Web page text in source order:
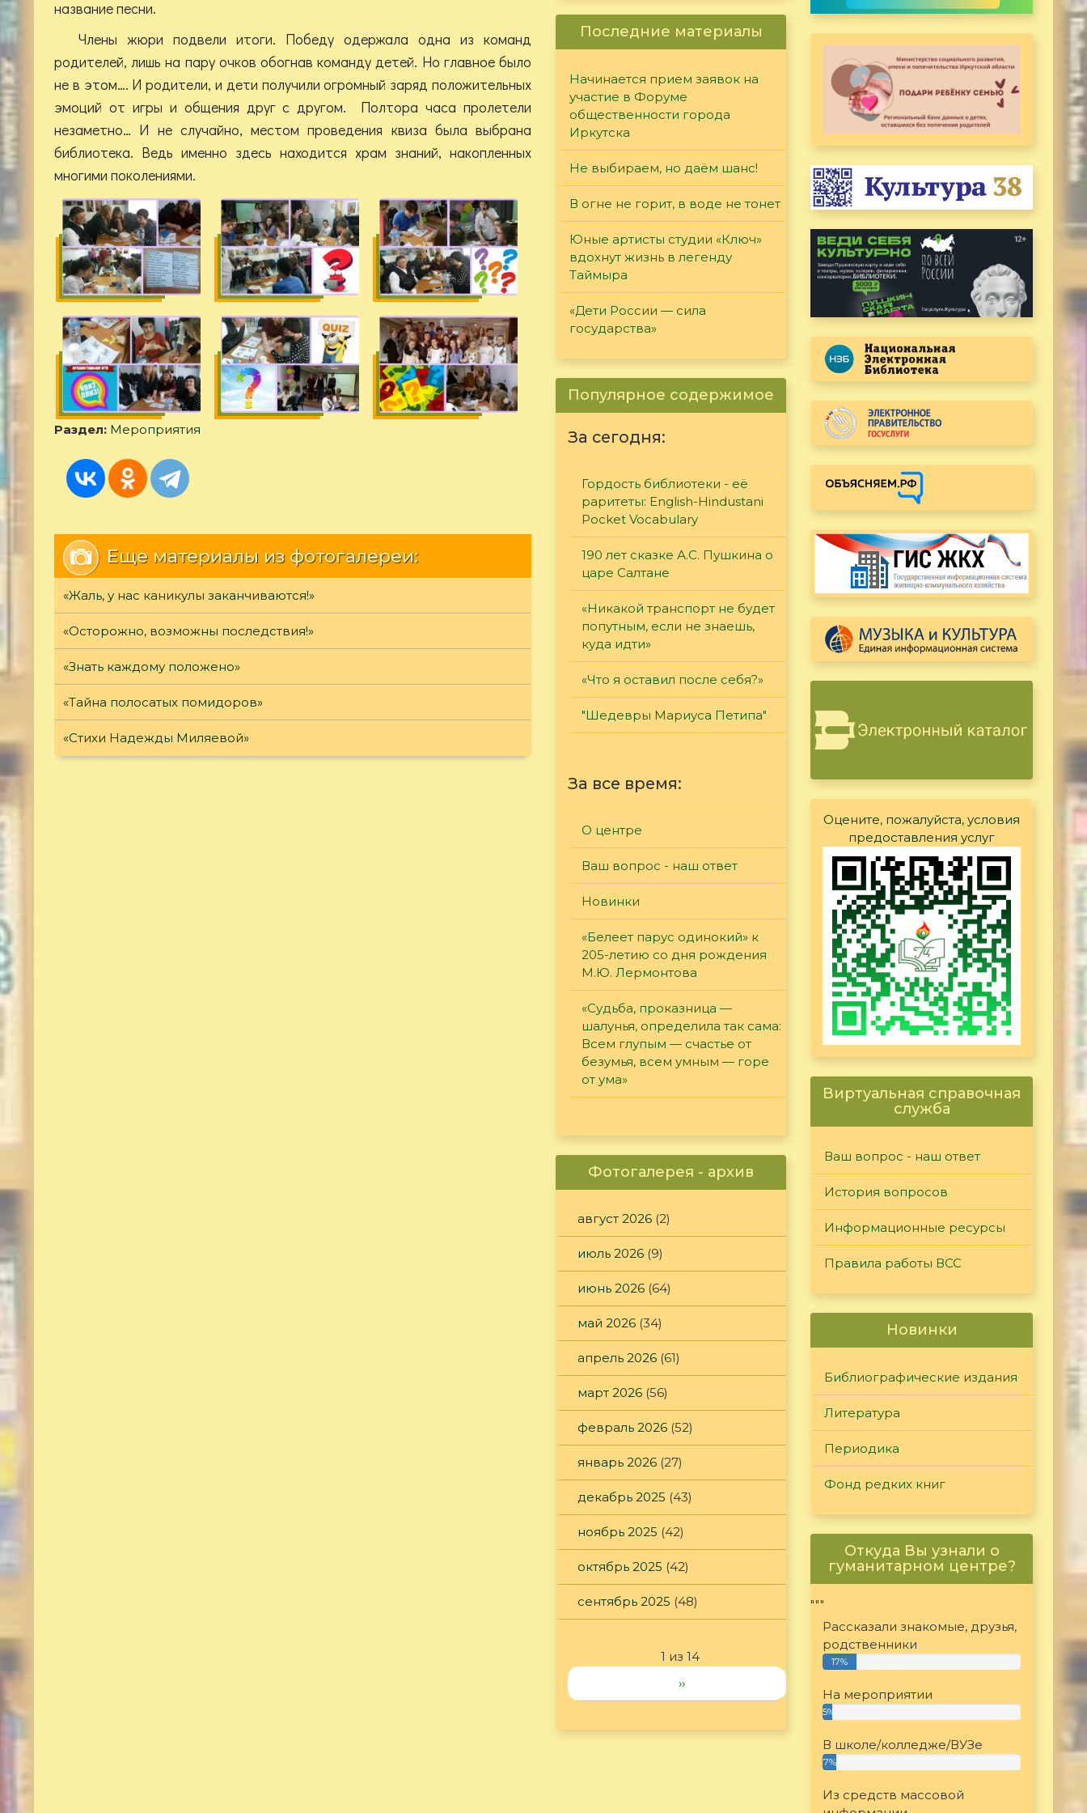
название песни.
Члены жюри подвели итоги. Победу одержала одна из команд
родителей, лишь на пару очков обогнав команду детей. Но главное было
не в этом…. И родители, и дети получили огромный заряд положительных
эмоций от игры и общения друг с другом. Полтора часа пролетели
незаметно… И не случайно, местом проведения квиза была выбрана
библиотека. Ведь именно здесь находится храм знаний, накопленных
многими поколениями.
Раздел: Мероприятия
Еще материалы из фотогалереи:
«Жаль, у нас каникулы заканчиваются!»
«Осторожно, возможны последствия!»
«Знать каждому положено»
«Тайна полосатых помидоров»
«Стихи Надежды Миляевой»
Последние материалы
Начинается прием заявок на
участие в Форуме
общественности города
Иркутска
Не выбираем, но даём шанс!
В огне не горит, в воде не тонет
Юные артисты студии «Ключ»
вдохнут жизнь в легенду
Таймыра
«Дети России — сила
государства»
Популярное содержимое
За сегодня:
Гордость библиотеки - её
раритеты: English-Hindustani
Pocket Vocabulary
190 лет сказке А.С. Пушкина о
царе Салтане
«Никакой транспорт не будет
попутным, если не знаешь,
куда идти»
«Что я оставил после себя?»
"Шедевры Мариуса Петипа"
За все время:
О центре
Ваш вопрос - наш ответ
Новинки
«Белеет парус одинокий» к
205-летию со дня рождения
М.Ю. Лермонтова
«Судьба, проказница —
шалунья, определила так сама:
Всем глупым — счастье от
безумья, всем умным — горе
от ума»
Фотогалерея - архив
август 2026 (2)
июль 2026 (9)
июнь 2026 (64)
май 2026 (34)
апрель 2026 (61)
март 2026 (56)
февраль 2026 (52)
январь 2026 (27)
декабрь 2025 (43)
ноябрь 2025 (42)
октябрь 2025 (42)
сентябрь 2025 (48)
1 из 14
››
Оцените, пожалуйста, условия
предоставления услуг
Виртуальная справочная
служба
Ваш вопрос - наш ответ
История вопросов
Информационные ресурсы
Правила работы ВСС
Новинки
Библиографические издания
Литература
Периодика
Фонд редких книг
Откуда Вы узнали о
гуманитарном центре?
"""
Рассказали знакомые, друзья,
родственники
17%
На мероприятии
5%
В школе/колледже/ВУЗе
7%
Из средств массовой